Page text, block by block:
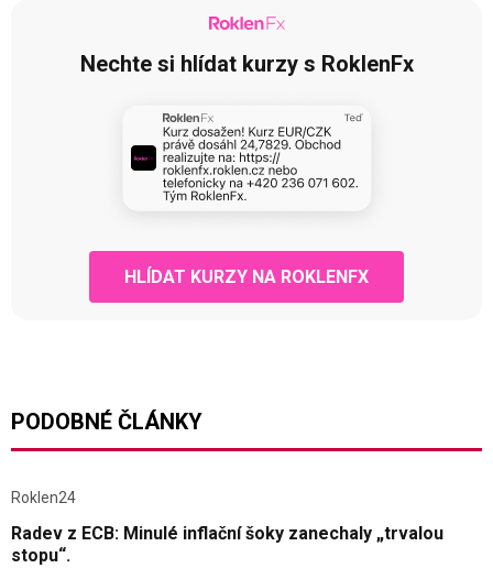
Nechte si hlídat kurzy s RoklenFx
HLÍDAT KURZY NA ROKLENFX
PODOBNÉ ČLÁNKY
Roklen24
Radev z ECB: Minulé inflační šoky zanechaly „trvalou
stopu“.